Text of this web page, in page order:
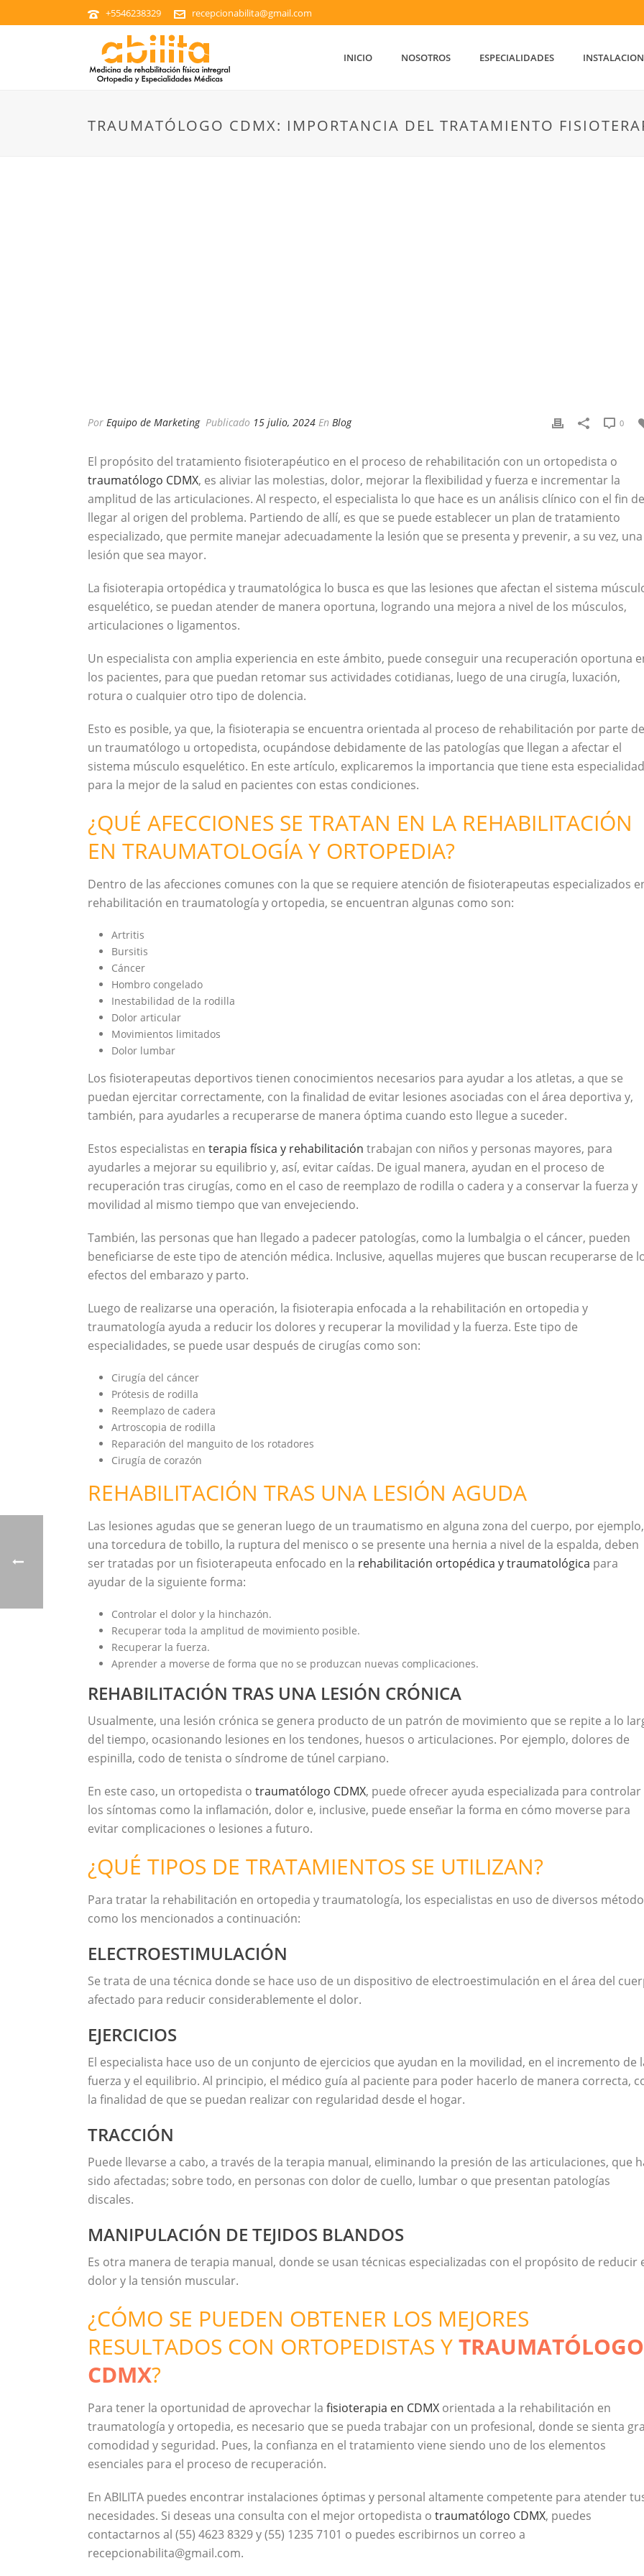
+5546238329 recepcionabilita@gmail.com
INICIO NOSOTROS ESPECIALIDADES
TRAUMATÓLOGO CDMX: IMPORTANCIA DEL TRATAMIENTO
Por Equipo de Marketing Publicado 15 julio, 2024 En Blog 0
El propósito del tratamiento fisioterapéutico en el proceso de rehabilitación con un ortopedista o
traumatólogo CDMX, es aliviar las molestias, dolor, mejorar la flexibilidad y fuerza e incrementar la
amplitud de las articulaciones. Al respecto, el especialista lo que hace es un análisis clínico con el fin de
llegar al origen del problema. Partiendo de allí, es que se puede establecer un plan de tratamiento
especializado, que permite manejar adecuadamente la lesión que se presenta y prevenir, a su vez, una
lesión que sea mayor.
La fisioterapia ortopédica y traumatológica lo busca es que las lesiones que afectan el sistema
esquelético, se puedan atender de manera oportuna, logrando una mejora a nivel de los músculos,
articulaciones o ligamentos.
Un especialista con amplia experiencia en este ámbito, puede conseguir una recuperación oportuna
los pacientes, para que puedan retomar sus actividades cotidianas, luego de una cirugía, luxación,
rotura o cualquier otro tipo de dolencia.
Esto es posible, ya que, la fisioterapia se encuentra orientada al proceso de rehabilitación por parte de
un traumatólogo u ortopedista, ocupándose debidamente de las patologías que llegan a afectar el
sistema músculo esquelético. En este artículo, explicaremos la importancia que tiene esta especialidad
para la mejor de la salud en pacientes con estas condiciones.
¿QUÉ AFECCIONES SE TRATAN EN LA REHABILITACIÓN
EN TRAUMATOLOGÍA Y ORTOPEDIA?
Dentro de las afecciones comunes con la que se requiere atención de fisioterapeutas especializados
rehabilitación en traumatología y ortopedia, se encuentran algunas como son:
Artritis
Bursitis
Cáncer
Hombro congelado
Inestabilidad de la rodilla
Dolor articular
Movimientos limitados
Dolor lumbar
Los fisioterapeutas deportivos tienen conocimientos necesarios para ayudar a los atletas, a que se
puedan ejercitar correctamente, con la finalidad de evitar lesiones asociadas con el área deportiva y,
también, para ayudarles a recuperarse de manera óptima cuando esto llegue a suceder.
Estos especialistas en terapia física y rehabilitación trabajan con niños y personas mayores, para
ayudarles a mejorar su equilibrio y, así, evitar caídas. De igual manera, ayudan en el proceso de
recuperación tras cirugías, como en el caso de reemplazo de rodilla o cadera y a conservar la fuerza y
movilidad al mismo tiempo que van envejeciendo.
También, las personas que han llegado a padecer patologías, como la lumbalgia o el cáncer, pueden
beneficiarse de este tipo de atención médica. Inclusive, aquellas mujeres que buscan recuperarse de
efectos del embarazo y parto.
Luego de realizarse una operación, la fisioterapia enfocada a la rehabilitación en ortopedia y
traumatología ayuda a reducir los dolores y recuperar la movilidad y la fuerza. Este tipo de
especialidades, se puede usar después de cirugías como son:
Cirugía del cáncer
Prótesis de rodilla
Reemplazo de cadera
Artroscopia de rodilla
Reparación del manguito de los rotadores
Cirugía de corazón
REHABILITACIÓN TRAS UNA LESIÓN AGUDA
Las lesiones agudas que se generan luego de un traumatismo en alguna zona del cuerpo, por ejemplo,
una torcedura de tobillo, la ruptura del menisco o se presente una hernia a nivel de la espalda, deben
ser tratadas por un fisioterapeuta enfocado en la rehabilitación ortopédica y traumatológica para
ayudar de la siguiente forma:
Controlar el dolor y la hinchazón.
Recuperar toda la amplitud de movimiento posible.
Recuperar la fuerza.
Aprender a moverse de forma que no se produzcan nuevas complicaciones.
REHABILITACIÓN TRAS UNA LESIÓN CRÓNICA
Usualmente, una lesión crónica se genera producto de un patrón de movimiento que se repite a lo
del tiempo, ocasionando lesiones en los tendones, huesos o articulaciones. Por ejemplo, dolores de
espinilla, codo de tenista o síndrome de túnel carpiano.
En este caso, un ortopedista o traumatólogo CDMX, puede ofrecer ayuda especializada para controlar
los síntomas como la inflamación, dolor e, inclusive, puede enseñar la forma en cómo moverse para
evitar complicaciones o lesiones a futuro.
¿QUÉ TIPOS DE TRATAMIENTOS SE UTILIZAN?
Para tratar la rehabilitación en ortopedia y traumatología, los especialistas en uso de diversos
como los mencionados a continuación:
ELECTROESTIMULACIÓN
Se trata de una técnica donde se hace uso de un dispositivo de electroestimulación en el área del
afectado para reducir considerablemente el dolor.
EJERCICIOS
El especialista hace uso de un conjunto de ejercicios que ayudan en la movilidad, en el incremento de
fuerza y el equilibrio. Al principio, el médico guía al paciente para poder hacerlo de manera correcta,
la finalidad de que se puedan realizar con regularidad desde el hogar.
TRACCIÓN
Puede llevarse a cabo, a través de la terapia manual, eliminando la presión de las articulaciones, que
sido afectadas; sobre todo, en personas con dolor de cuello, lumbar o que presentan patologías
discales.
MANIPULACIÓN DE TEJIDOS BLANDOS
Es otra manera de terapia manual, donde se usan técnicas especializadas con el propósito de reducir
dolor y la tensión muscular.
¿CÓMO SE PUEDEN OBTENER LOS MEJORES
RESULTADOS CON ORTOPEDISTAS YTRAUMATÓLOGO
CDMX?
Para tener la oportunidad de aprovechar la fisioterapia en CDMX orientada a la rehabilitación en
traumatología y ortopedia, es necesario que se pueda trabajar con un profesional, donde se sienta
comodidad y seguridad. Pues, la confianza en el tratamiento viene siendo uno de los elementos
esenciales para el proceso de recuperación.
En ABILITA puedes encontrar instalaciones óptimas y personal altamente competente para atender
necesidades. Si deseas una consulta con el mejor ortopedista o traumatólogo CDMX, puedes
contactarnos al (55) 4623 8329 y (55) 1235 7101 o puedes escribirnos un correo a
recepcionabilita@gmail.com.